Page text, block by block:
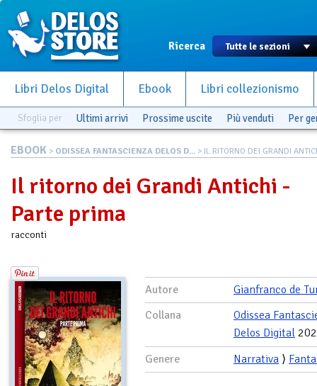
Ricerca
Libri Delos Digital Ebook Libri collezionismo
Sfoglia per Ultimi arrivi Prossime uscite Più venduti Per
EBOOK > ODISSEA FANTASCIENZA DELOS D... > IL RITORNO DEI GRANDI
Il ritorno dei Grandi Antichi -
Parte prima
racconti
Autore
Gianfranco de
Collana
Odissea
Delos Digital
Genere
Narrativa ⟩